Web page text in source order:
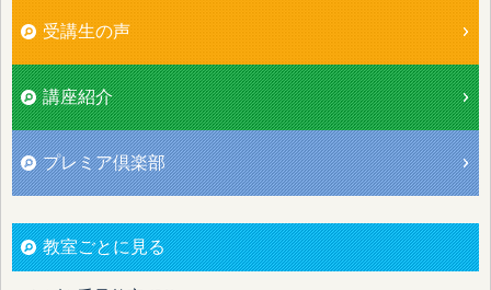
受講生の声
講座紹介
プレミア倶楽部
教室ごとに見る